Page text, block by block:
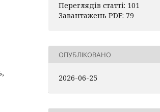
Переглядів статті: 101
Завантажень PDF: 79
ОПУБЛІКОВАНО
2026-06-25